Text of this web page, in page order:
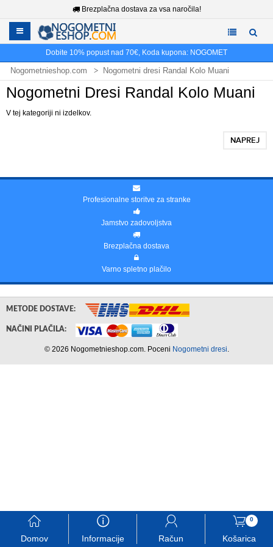
Brezplačna dostava za vsa naročila!
Dobite 10% popust nad 70€, Koda kupona: NOGOMET
Nogometnieshop.com Nogometni dresi Randal Kolo Muani
Nogometni Dresi Randal Kolo Muani
V tej kategoriji ni izdelkov.
NAPREJ
Profesionalne storitve za stranke
Jamstvo zadovoljstva
Brezplačna dostava
Varno spletno plačilo
󰃱
Domov
󰈢
Informacije
󰃳
Račun
0
󰃦
Košarica
METODE DOSTAVE:
NAČINI PLAČILA:
© 2026 Nogometnieshop.com. Poceni Nogometni dresi.